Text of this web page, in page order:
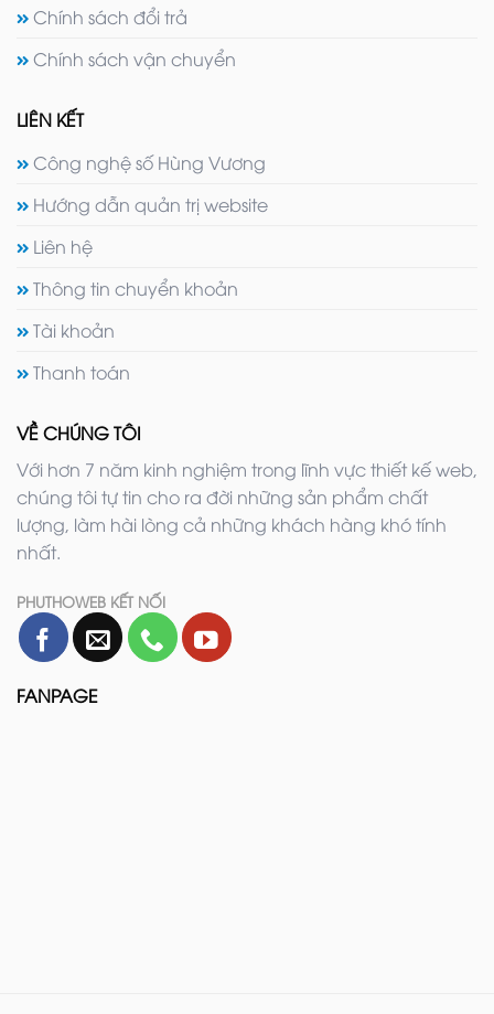
Chính sách đổi trả
Chính sách vận chuyển
LIÊN KẾT
Công nghệ số Hùng Vương
Hướng dẫn quản trị website
Liên hệ
Thông tin chuyển khoản
Tài khoản
Thanh toán
VỀ CHÚNG TÔI
Với hơn 7 năm kinh nghiệm trong lĩnh vực thiết kế web,
chúng tôi tự tin cho ra đời những sản phẩm chất
lượng, làm hài lòng cả những khách hàng khó tính
nhất.
PHUTHOWEB KẾT NỐI
FANPAGE